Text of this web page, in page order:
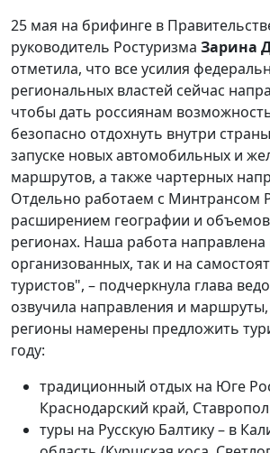
25 мая на брифинге в
руководитель Ростуризма Зарина
отметила, что все усилия
региональных властей сейчас
чтобы дать россиянам
безопасно отдохнуть внутри
запуске новых автомобильных и
маршрутов, а также чартерных
Отдельно работаем с Минтрансом
расширением географии и
регионах. Наша работа направлена
организованных, так и на
туристов", – подчеркнула глава
озвучила направления и
регионы намерены предложить
году:
традиционный отдых на Юге
Краснодарский край,
туры на Русскую Балтику – в